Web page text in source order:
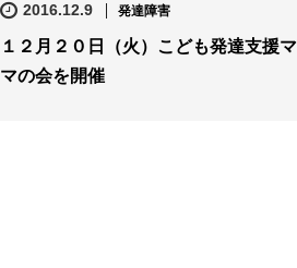
2016.12.9 発達障害
１２月２０日（火）こども発達支援マ
マの会を開催